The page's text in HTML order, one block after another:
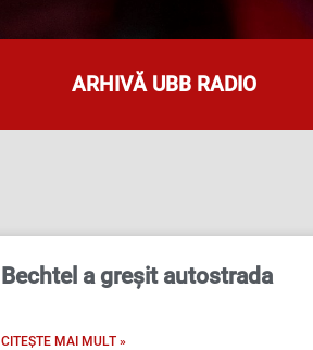
ARHIVĂ UBB RADIO
Bechtel a greşit autostrada
CITEȘTE MAI MULT »